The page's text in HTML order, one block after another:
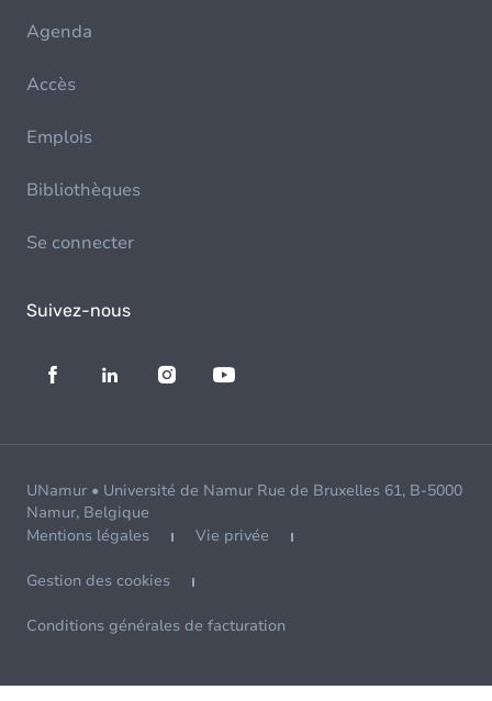
Agenda
Accès
Emplois
Bibliothèques
Se connecter
Suivez-nous
UNamur • Université de Namur Rue de Bruxelles 61, B-5000
Namur, Belgique
Mentions légales
Vie privée
Gestion des cookies
Conditions générales de facturation